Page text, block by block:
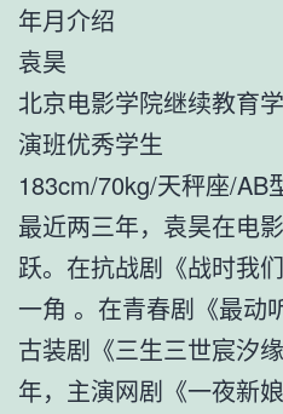
袁昊
北京电影学院继续教育
演班优秀学生
183cm/70kg/天秤座/AB
最近两三年，袁昊在电
跃。在抗战剧《战时我
一角 。在青春剧《最动
古装剧《三生三世宸汐
年，主演网剧《一夜新娘